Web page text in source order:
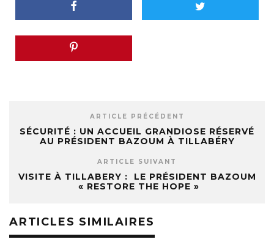
ARTICLE PRÉCÉDENT
SÉCURITÉ : UN ACCUEIL GRANDIOSE RÉSERVÉ
AU PRÉSIDENT BAZOUM À TILLABÉRY
ARTICLE SUIVANT
VISITE À TILLABERY : LE PRÉSIDENT BAZOUM
« RESTORE THE HOPE »
ARTICLES SIMILAIRES